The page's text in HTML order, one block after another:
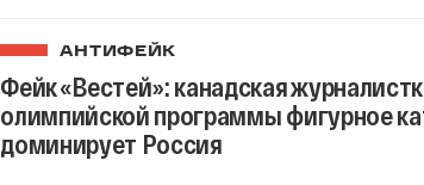
АНТИФЕЙК
Фейк «Вестей»: канадская
олимпийской программы фигурное
доминирует Россия